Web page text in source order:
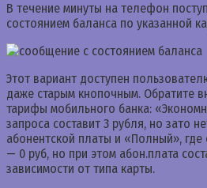
В течение минуты на телефон
состоянием баланса по указанной
Этот вариант доступен
даже старым кнопочным. Обратите
тарифы мобильного банка:
запроса составит 3 рубля, но зато
абонентской платы и «Полный», где
— 0 руб, но при этом абон.плата
зависимости от типа карты.